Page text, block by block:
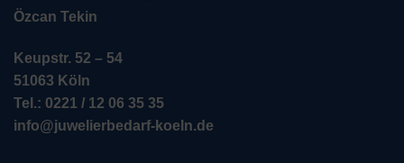
Özcan Tekin
Keupstr. 52 – 54
51063 Köln
Tel.: 0221 / 12 06 35 35
info@juwelierbedarf-koeln.de